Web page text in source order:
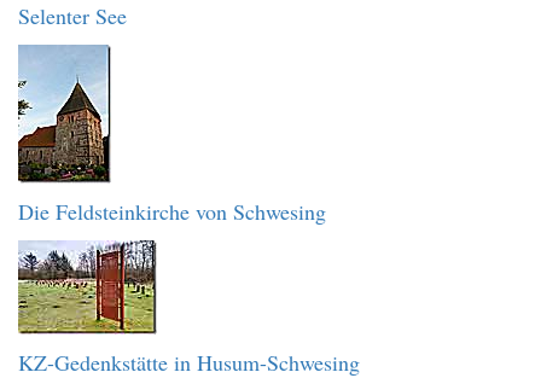
Selenter See
Die Feldsteinkirche von Schwesing
KZ-Gedenkstätte in Husum-Schwesing